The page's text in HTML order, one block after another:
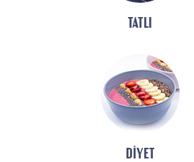
TATLI
DIYET